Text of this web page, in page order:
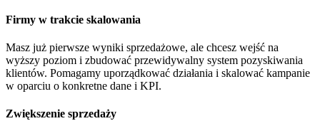
Firmy w trakcie skalowania
Masz już pierwsze wyniki sprzedażowe, ale chcesz wejść na
wyższy poziom i zbudować przewidywalny system pozyskiwania
klientów. Pomagamy uporządkować działania i skalować kampanie
w oparciu o konkretne dane i KPI.
Zwiększenie sprzedaży